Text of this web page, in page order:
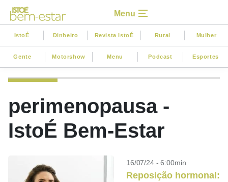
Menu
IstoÉ Dinheiro Revista IstoÉ Rural Mulher
Gente Motorshow Menu Podcast Esportes
perimenopausa -
IstoÉ Bem-Estar
16/07/24 - 6:00min
Reposição hormonal: